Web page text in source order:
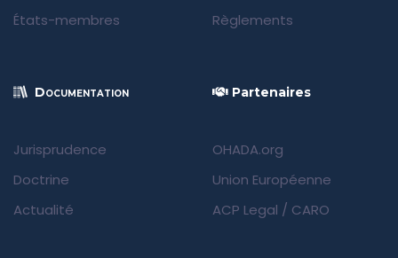
États-membres
Règlements
Documentation
Jurisprudence
Doctrine
Actualité
Partenaires
OHADA.org
Union Européenne
ACP Legal / CARO